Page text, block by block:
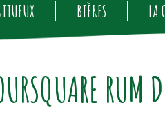
BIÈRES LA
RUM